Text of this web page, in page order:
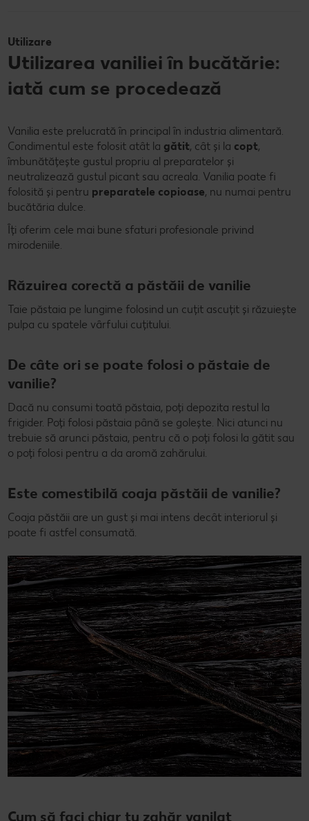
Utilizare
Utilizarea vaniliei în bucătărie:
iată cum se procedează
Vanilia este prelucrată în principal în industria alimentară.
Condimentul este folosit atât la gătit, cât și la copt,
îmbunătățește gustul propriu al preparatelor și
neutralizează gustul picant sau acreala. Vanilia poate fi
folosită și pentru preparatele copioase, nu numai pentru
bucătăria dulce.
Îți oferim cele mai bune sfaturi profesionale privind
mirodeniile.
Răzuirea corectă a păstăii de vanilie
Taie păstaia pe lungime folosind un cuțit ascuțit și răzuiește
pulpa cu spatele vârfului cuțitului.
De câte ori se poate folosi o păstaie de
vanilie?
Dacă nu consumi toată păstaia, poți depozita restul la
frigider. Poți folosi păstaia până se golește. Nici atunci nu
trebuie să arunci păstaia, pentru că o poți folosi la gătit sau
o poți folosi pentru a da aromă zahărului.
Este comestibilă coaja păstăii de vanilie?
Coaja păstăii are un gust și mai intens decât interiorul și
poate fi astfel consumată.
Cum să faci chiar tu zahăr vanilat